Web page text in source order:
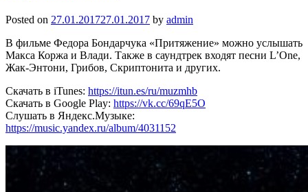
Posted on 27.01.201727.01.2017 by admin
В фильме Федора Бондарчука «Притяжение» можно услышать
Макса Коржа и Влади. Также в саундтрек входят песни L’One,
Жак-Энтони, Грибов, Скриптонита и других.
Скачать в iTunes: https://itun.es/ru/muzmhb
Скачать в Google Play: https://vk.cc/69qE5O
Слушать в Яндекс.Музыке:
https://music.yandex.ru/album/4031152